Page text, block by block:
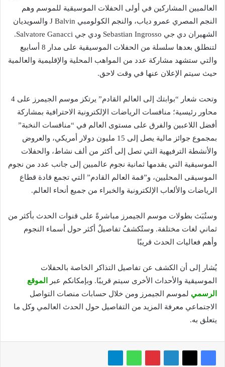
العالميين المشاركين في أولى الحفلات الموسيقية للموسم وهم
النجم المصري عمرو دياب، والنجم الكولومبي J Balvin والسويديان
الشهيران دي جي Sebastian Ingrosso ودي جي Salvatore Ganacci.
لتنطلق بعدها سلسلة من الحفلات الموسيقية على مدار 8 أسابيع
والتي ستشهد مشاركة عدد من المواهب المحلية والإقليمية والعالمية
حيث سيتم الإعلان عنها في وقت لاحق.
وتحت شعار “بوابتك إلى العالم القادم” يرتكز موسم الجيمرز على 4
محاور رئيسية؛ منافسات الرياضات الإلكترونية الاحترافية بمشاركة
أفضل اللاعبين والفرق على مستوى العالم في “منافسات النخبة”
بمجموع جوائز مالية يصل إلى 15 مليون دولار أمريكي، والعروض
والأنشطة الترفيهية التي تصل إلى أكثر من ألف نشاط، والحفلات
الموسيقية التي يقدمها ثمانية نجوم عالميين إلى جانب عدد من نجوم
الموسيقى المحليين، و”قمة العالم القادم” التي تجمع قادة قطاع
الرياضات والألعاب الإلكترونية والخبراء من جميع أنحاء العالم.
وستُبَث بطولات موسم الجيمرز مباشرةً على قنوات الحدث بأكثر من
ثماني لغات مختلفة. وستُكشفُ تفاصيلٌ أكثر حول أسماء النجوم
وأهم فعاليات الحدث قريبًا
يُشار إلى أن الكشف عن تفاصيل التذاكر الخاصة بالحفلات
الموسيقية والأحداث الأخرى سيتم قريبًا. وبإمكانكم عبر
الموقع
الرسمي لموسم الجيمرز ومن خلال حسابات منصات التواصل
الاجتماعي معرفة المزيد من التفاصيل حول الحدث العالمي وكل ما
يتعلق به.